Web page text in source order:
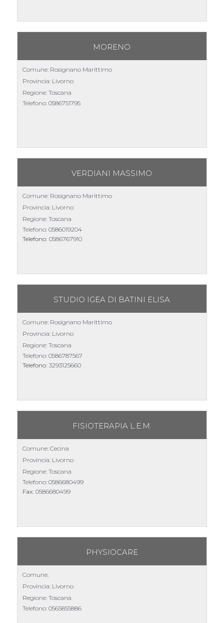
MORENO
Comune: Rosignano Marittimo
Provincia: Livorno
Regione: Toscana
Telefono: 0586751795
VERDIANI MASSIMO
Comune: Rosignano Marittimo
Provincia: Livorno
Regione: Toscana
Telefono: 0586019204
Telefono: 0586767910
STUDIO IGEA DI BATINI ELISA
Comune: Rosignano Marittimo
Provincia: Livorno
Regione: Toscana
Telefono: 0586787567
Telefono: 3293125660
FISIOTERAPIA L.E.M.
Comune: Cecina
Provincia: Livorno
Regione: Toscana
Telefono: 0586680499
Fax: 0586680499
PHYSIOCARE
Comune:
Provincia: Livorno
Regione: Toscana
Telefono: 0565855886